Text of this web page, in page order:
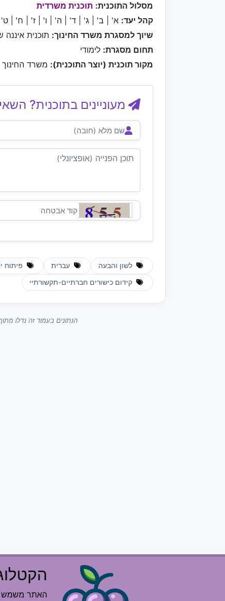
מסלול התוכנית: תוכנית משרדית
קהל יעד: א' | ב' | ג' | ד' | ה' | ו' | ז' | ח' | ט'
שיוך למסגרת משרד החינוך: תוכנית
תחום מסגרת: לימודי
מקור תוכנית (יוצר התוכנית): משרד החינוך
מעוניינים בתוכנית?
לשון והבעה עברית פיתוח
קידום כישורים חברתיים-תקשורתיי
הנתונים בעמוד זה נדלו
האתר משמש